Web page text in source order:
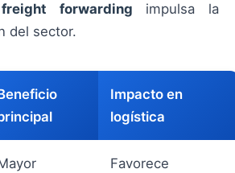
freight forwarding impulsa la
del sector.
Impacto en
logística
Favorece